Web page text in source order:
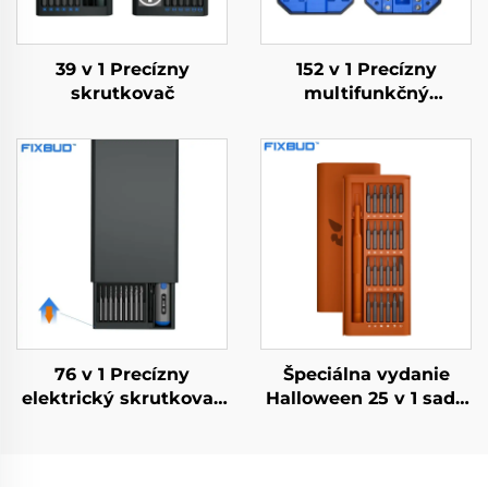
39 v 1 Precízny
skrutkovač
152 v 1 Precízny
multifunkčný
76 v 1 Precízny
elektrický skrutkovač
Špeciálna vydanie
Halloween 25 v 1 sada